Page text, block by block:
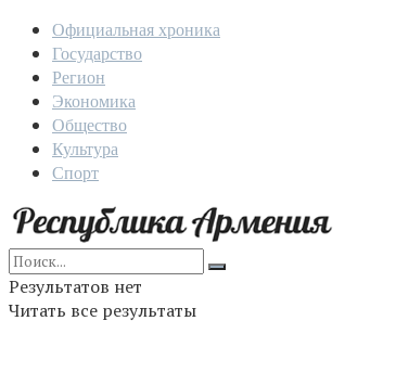
Официальная хроника
Государство
Регион
Экономика
Общество
Культура
Спорт
Результатов нет
Читать все результаты